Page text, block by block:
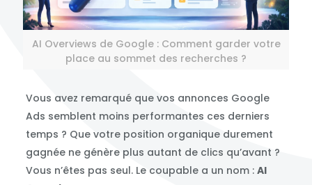
AI Overviews de Google : Comment garder votre
place au sommet des recherches ?
Vous avez remarqué que vos annonces Google
Ads semblent moins performantes ces derniers
temps ? Que votre position organique durement
gagnée ne génère plus autant de clics qu’avant ?
Vous n’êtes pas seul. Le coupable a un nom : AI